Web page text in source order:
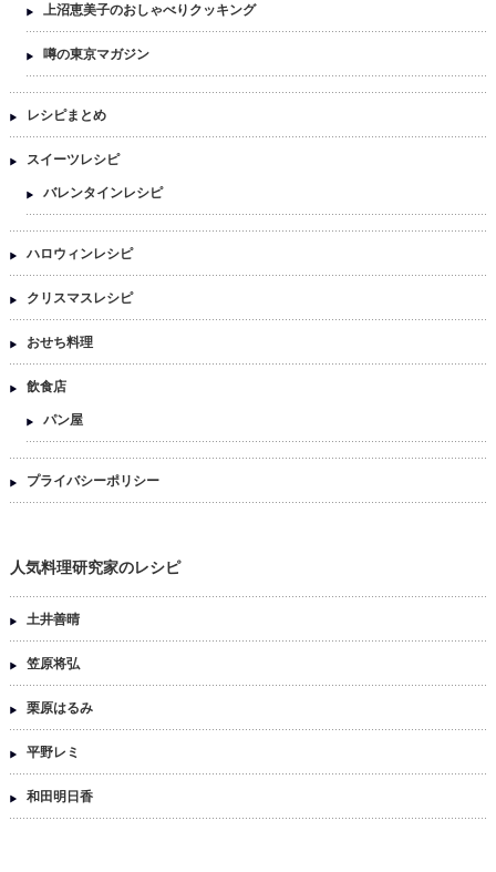
上沼恵美子のおしゃべりクッキング
噂の東京マガジン
レシピまとめ
スイーツレシピ
バレンタインレシピ
ハロウィンレシピ
クリスマスレシピ
おせち料理
飲食店
パン屋
プライバシーポリシー
人気料理研究家のレシピ
土井善晴
笠原将弘
栗原はるみ
平野レミ
和田明日香